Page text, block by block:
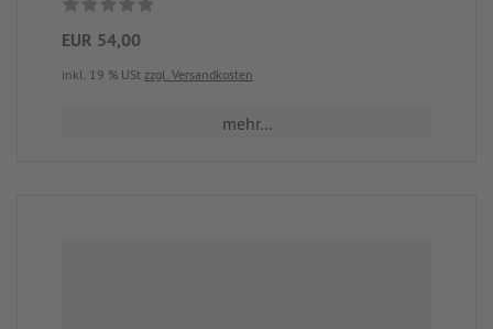
EUR 54,00
inkl. 19 % USt zzgl. Versandkosten
mehr...